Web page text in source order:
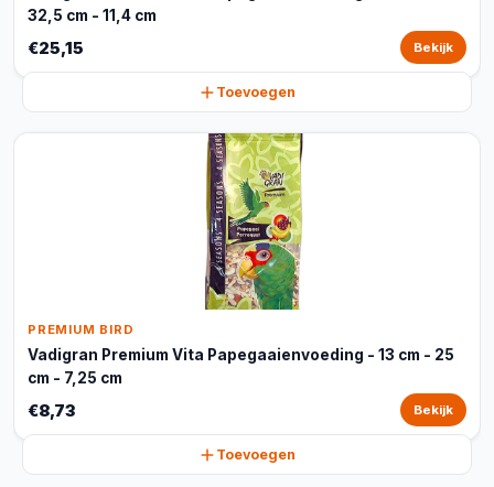
32,5 cm - 11,4 cm
€25,15 Bekijk
Toevoegen
PREMIUM BIRD
Vadigran Premium Vita Papegaaienvoeding - 13 cm - 25
cm - 7,25 cm
€8,73 Bekijk
Toevoegen